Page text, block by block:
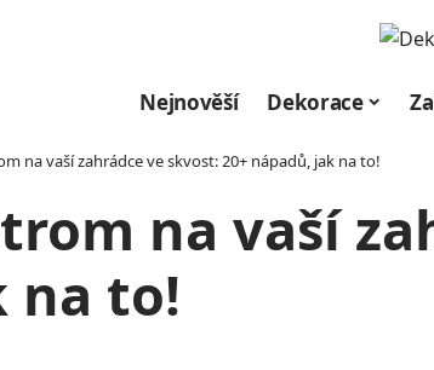
Nejnověší Dekorace
na vaší zahrádce ve skvost: 20+ nápadů, jak na to!
na vaší
na to!